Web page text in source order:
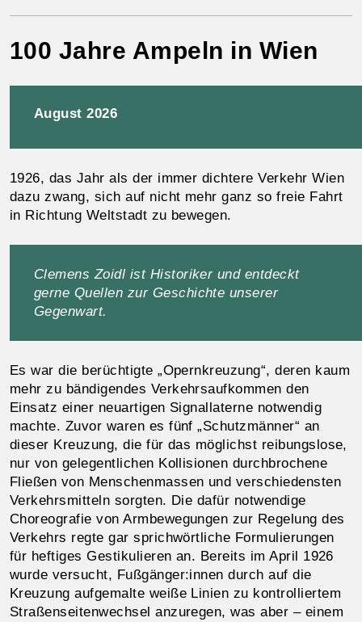
100 Jahre Ampeln in Wien
August 2026
1926, das Jahr als der immer dichtere Verkehr Wien
dazu zwang, sich auf nicht mehr ganz so freie Fahrt
in Richtung Weltstadt zu bewegen.
Clemens Zoidl ist Historiker und entdeckt
gerne Quellen zur Geschichte unserer
Gegenwart.
Es war die berüchtigte „Opernkreuzung“, deren kaum
mehr zu bändigendes Verkehrsaufkommen den
Einsatz einer neuartigen Signallaterne notwendig
machte. Zuvor waren es fünf „Schutzmänner“ an
dieser Kreuzung, die für das möglichst reibungslose,
nur von gelegentlichen Kollisionen durchbrochene
Fließen von Menschenmassen und verschiedensten
Verkehrsmitteln sorgten. Die dafür notwendige
Choreografie von Armbewegungen zur Regelung des
Verkehrs regte gar sprichwörtliche Formulierungen
für heftiges Gestikulieren an. Bereits im April 1926
wurde versucht, Fußgänger:innen durch auf die
Kreuzung aufgemalte weiße Linien zu kontrolliertem
Straßenseitenwechsel anzuregen, was aber – einem